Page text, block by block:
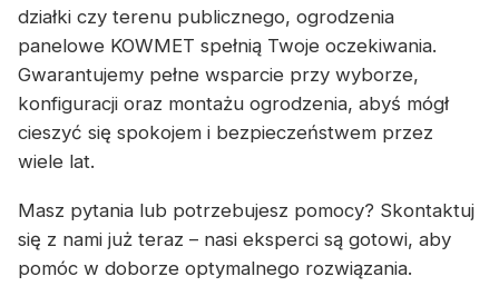
działki czy terenu publicznego, ogrodzenia
panelowe KOWMET spełnią Twoje oczekiwania.
Gwarantujemy pełne wsparcie przy wyborze,
konfiguracji oraz montażu ogrodzenia, abyś mógł
cieszyć się spokojem i bezpieczeństwem przez
wiele lat.
Masz pytania lub potrzebujesz pomocy? Skontaktuj
się z nami już teraz – nasi eksperci są gotowi, aby
pomóc w doborze optymalnego rozwiązania.